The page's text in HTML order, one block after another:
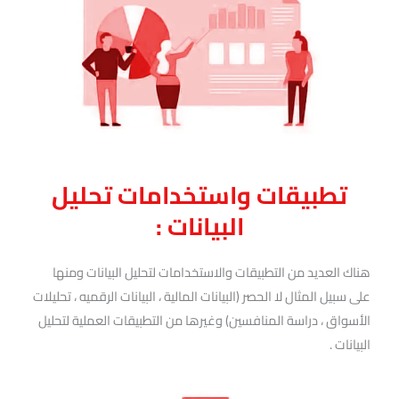
تطبيقات واستخدامات تحليل
البيانات :​
هناك العديد من التطبيقات والاستخدامات لتحليل البيانات ومنها
على سبيل المثال لا الحصر (البيانات المالية ، البيانات الرقميه ، تحليلات
الأسواق ، دراسة المنافسين) وغيرها من التطبيقات العملية لتحليل
البيانات .